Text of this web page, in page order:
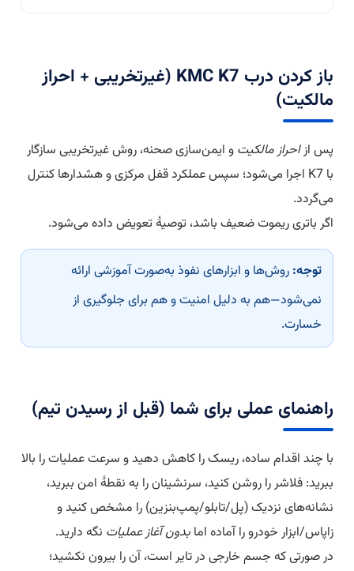
باز کردن درب KMC K7 (غیرتخریبی + احراز
مالکیت)
پس ازاحراز مالکیت و ایمن‌سازی صحنه، روش غیرتخریبی سازگار
با K7 اجرا می‌شود؛ سپس عملکرد قفل مرکزی و هشدارها کنترل
می‌گردد.
اگر باتری ریموت ضعیف باشد، توصیهٔ تعویض داده می‌شود.
توجه: روش‌ها و ابزارهای نفوذ به‌صورت آموزشی ارائه
نمی‌شود—هم به دلیل امنیت و هم برای جلوگیری از
خسارت.
راهنمای عملی برای شما (قبل از رسیدن تیم)
با چند اقدام ساده، ریسک را کاهش دهید و سرعت عملیات را بالا
ببرید: فلاشر را روشن کنید، سرنشینان را به نقطهٔ امن ببرید،
نشانه‌های نزدیک (پل/تابلو/پمپ‌بنزین) را مشخص کنید و
زاپاس/ابزار خودرو را آماده اما بدون آغاز عملیات نگه دارید.
در صورتی که جسم خارجی در تایر است، آن را بیرون نکشید؛